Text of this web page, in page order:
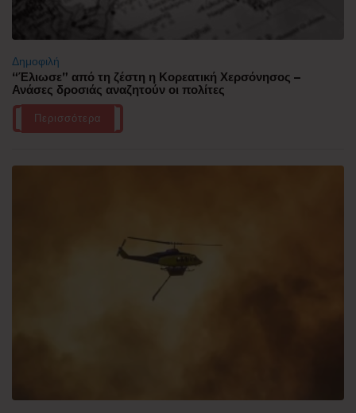
Δημοφιλή
“Έλιωσε” από τη ζέστη η Κορεατική Χερσόνησος –
Ανάσες δροσιάς αναζητούν οι πολίτες
Περισσότερα